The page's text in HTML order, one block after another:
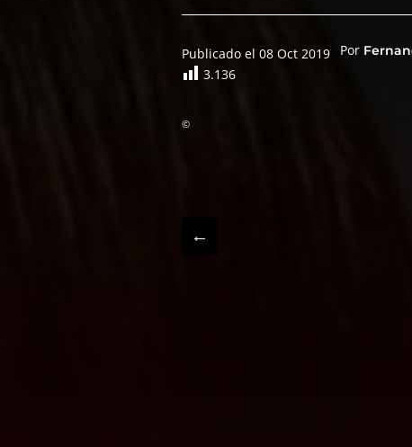
Publicado el 08 Oct 2019 Por
3.136
©
←